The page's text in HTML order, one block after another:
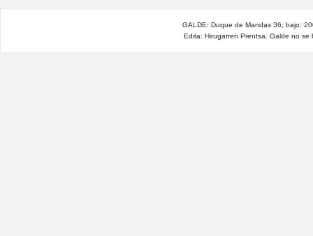
GALDE: Duque de Mandas 36, bajo.
Edita: Hirugarren Prentsa. Galde no